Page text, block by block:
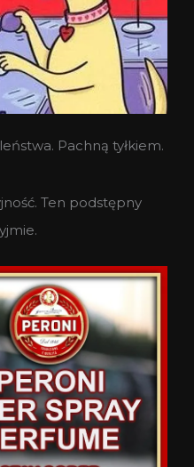
Pachną tyłkiem.
Ten podstępny